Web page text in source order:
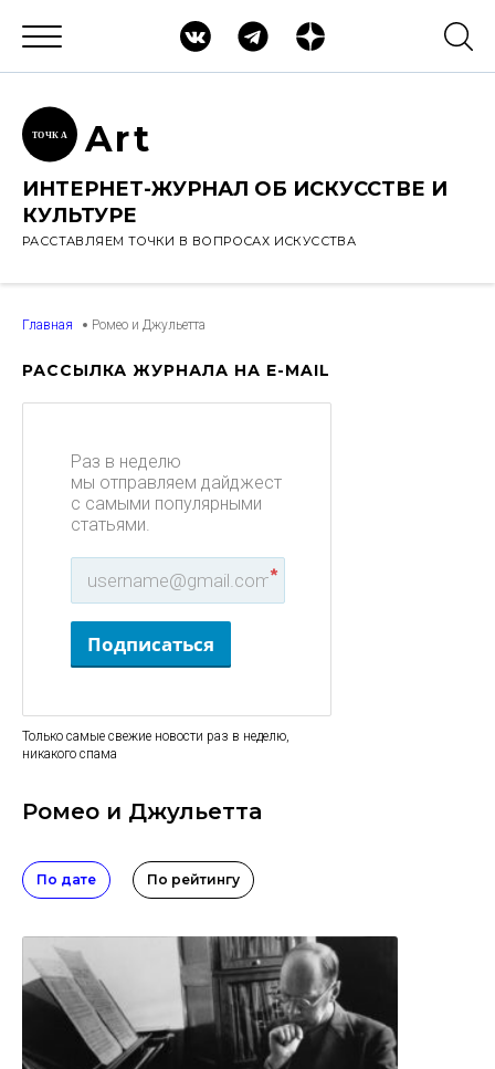
ТОЧК А Art
ИНТЕРНЕТ-ЖУРНАЛ ОБ ИСКУССТВЕ И
КУЛЬТУРЕ
РАССТАВЛЯЕМ ТОЧКИ В ВОПРОСАХ ИСКУССТВА
Главная Ромео и Джульетта
РАССЫЛКА ЖУРНАЛА НА E-MAIL
Раз в неделю
мы отправляем дайджест
с самыми популярными
статьями.
*
Подписаться
Только самые свежие новости раз в неделю,
никакого спама
Ромео и Джульетта
По дате По рейтингу